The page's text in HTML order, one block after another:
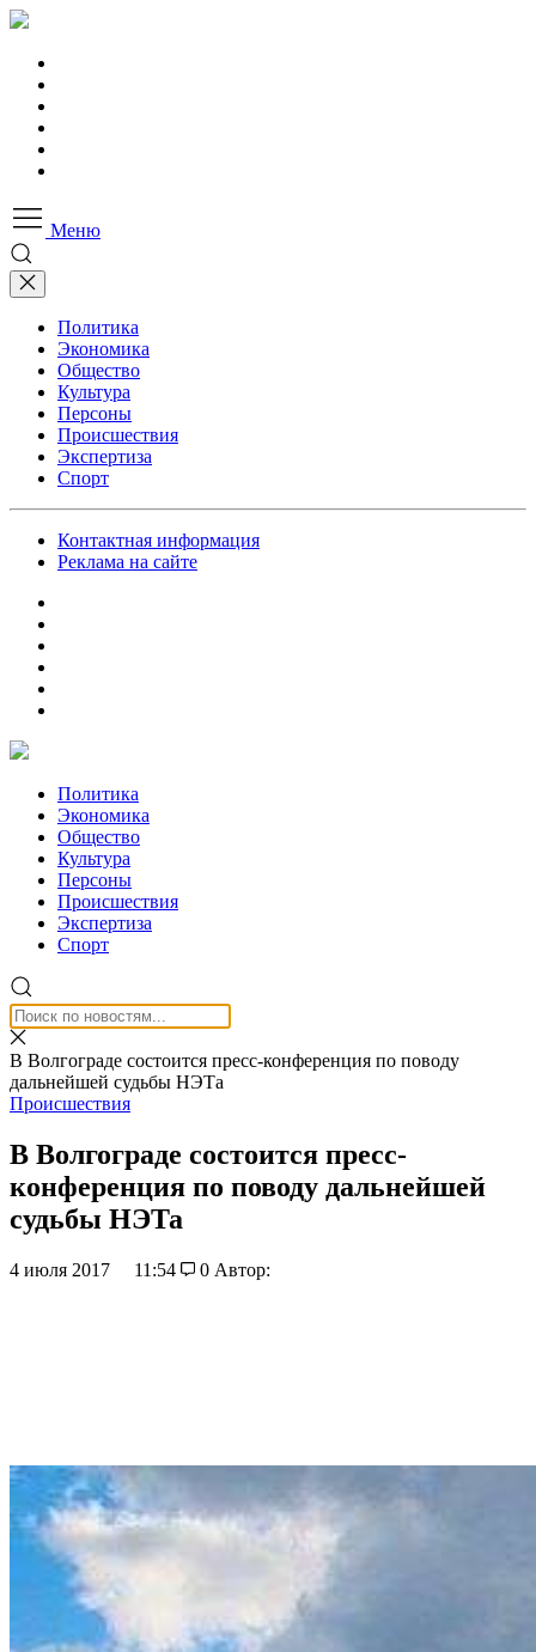
Меню
Политика
Экономика
Общество
Культура
Персоны
Происшествия
Экспертиза
Спорт
Контактная информация
Реклама на сайте
Политика
Экономика
Общество
Культура
Персоны
Происшествия
Экспертиза
Спорт
В Волгограде состоится пресс-конференция по поводу
дальнейшей судьбы НЭТа
Происшествия
В Волгограде состоится пресс-
конференция по поводу дальнейшей
судьбы НЭТа
4 июля 2017 11:54 0 Автор: